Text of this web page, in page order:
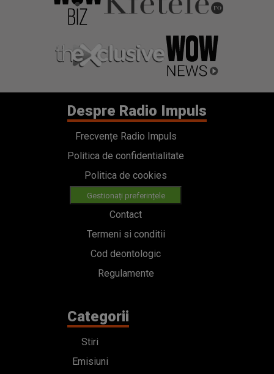
Despre Radio Impuls
Frecvențe Radio Impuls
Politica de confidentialitate
Politica de cookies
Gestionați preferințele
Contact
Termeni si conditii
Cod deontologic
Regulamente
Categorii
Stiri
Emisiuni